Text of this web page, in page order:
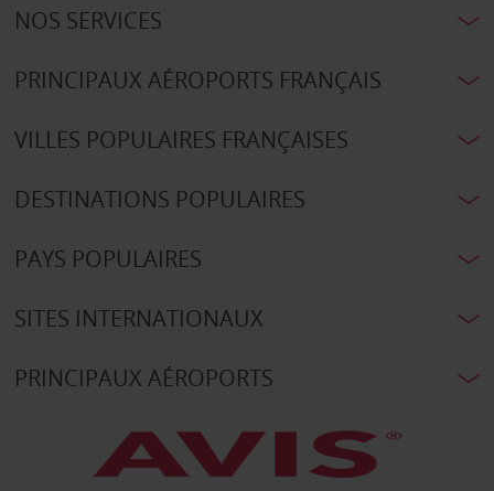
NOS SERVICES
PRINCIPAUX AÉROPORTS FRANÇAIS
VILLES POPULAIRES FRANÇAISES
DESTINATIONS POPULAIRES
PAYS POPULAIRES
SITES INTERNATIONAUX
PRINCIPAUX AÉROPORTS